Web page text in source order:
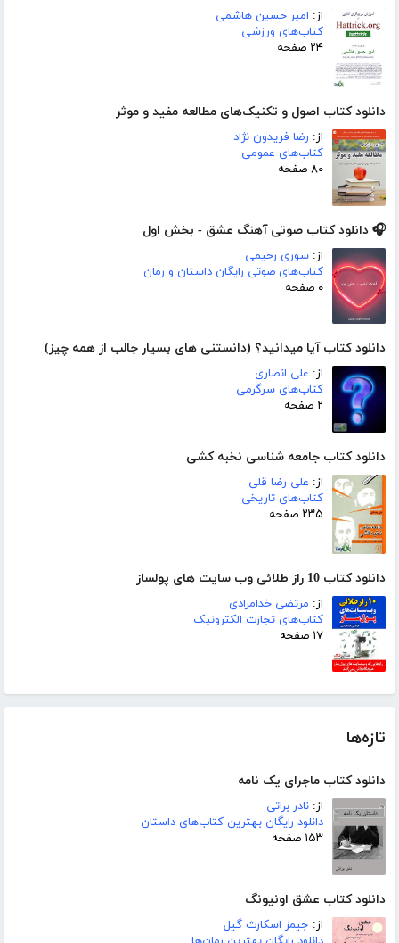
از: امیر حسین هاشمی
کتاب‌های ورزشی
۲۴ صفحه
دانلود کتاب اصول و تکنیک‌های مطالعه مفید و موثر
از: رضا فریدون نژاد
کتاب‌های عمومی
۸۰ صفحه
🎧 دانلود کتاب صوتی آهنگ عشق - بخش اول
از: سوری رحیمی
کتاب‌های صوتی رایگان داستان و رمان
۰ صفحه
دانلود کتاب آیا میدانید؟ (دانستنی های بسیار جالب از همه چیز)
از: علی انصاری
کتاب‌های سرگرمی
۲ صفحه
دانلود کتاب جامعه شناسی نخبه کشی
از: علی رضا قلی
کتاب‌های تاریخی
۲۳۵ صفحه
دانلود کتاب 10 راز طلائی وب سایت های پولساز
از: مرتضی خدامرادی
کتاب‌های تجارت الکترونیک
۱۷ صفحه
تازه‌ها
دانلود کتاب ماجرای یک نامه
از: نادر براتی
دانلود رایگان بهترین کتاب‌های داستان
۱۵۳ صفحه
دانلود کتاب عشق اونیونگ
از: جیمز اسکارث گیل